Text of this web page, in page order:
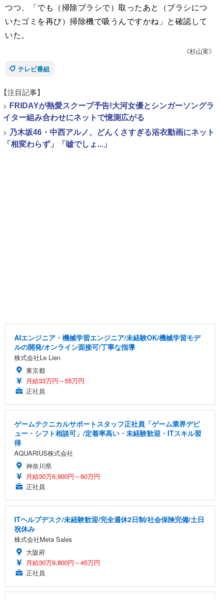
つつ、「でも（掃除ブラシで）取ったあと（ブラシにつ
いたゴミを再び）掃除機で吸うんですかね」と確認して
いた。
《杉山実》
テレビ番組
【注目記事】
> FRIDAYが熱愛スクープ予告!大河女優とシンガーソングラ
イター組み合わせにネットで憶測広がる
> 乃木坂46・中西アルノ、どんくさすぎる浴衣動画にネット
「相変わらず」「嘘でしょ...」
AIエンジニア・機械学習エンジニア/未経験OK/機械学習モデ
ルの開発/オンライン面接可/丁寧な指導
株式会社Le Lien
東京都
月給33万円～55万円
正社員
ゲームテクニカルサポートスタッフ正社員「ゲーム業界デビ
ュー・シフト相談可」/定着率高い・未経験歓迎・ITスキル習
得
AQUARIUS株式会社
神奈川県
月給30万6,900円～60万円
正社員
ITヘルプデスク/未経験歓迎/完全週休2日制/社会保険完備/土日
祝休み
株式会社Meta Sales
大阪府
月給30万9,800円～45万円
正社員